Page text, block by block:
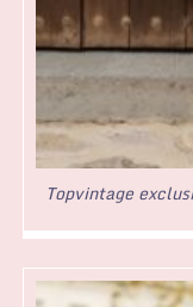
Topvintage